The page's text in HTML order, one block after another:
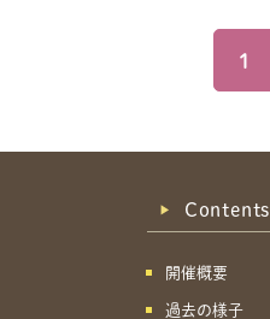
1
Contents
開催概要
過去の様子